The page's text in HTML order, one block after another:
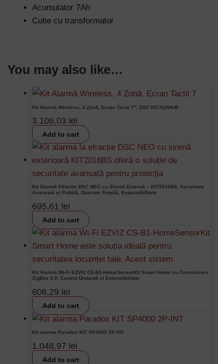
Acumulator 7Ah
Cutie cu transformator
You may also like…
Kit Alarmă Wireless, 4 Zonă, Ecran Tactil 7″, DSC KIT.IQ4HUB
3.106,03 lei
Add to cart
Kit Alarmă Efracție DSC NEO cu Sirenă Externă – KIT2016BS, Securitate
Avansată și Fiabilă, Operare Simplă, Expansibilitate
695,61 lei
Add to cart
Kit Alarmă Wi-Fi EZVIZ CS-B1-HomeSensorKit Smart Home cu Comunicare
ZigBee 3.0, Control Distanță și Extensibilitate
608,29 lei
Add to cart
Kit alarma Paradox KIT SP4000 2P-INT
1.048,97 lei
Add to cart
Password
Lost your password?